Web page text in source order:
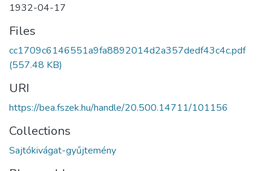
1932-04-17
Files
cc1709c6146551a9fa8892014d2a357dedf43c4c.pdf
(557.48 KB)
URI
https://bea.fszek.hu/handle/20.500.14711/101156
Collections
Sajtókivágat-gyűjtemény